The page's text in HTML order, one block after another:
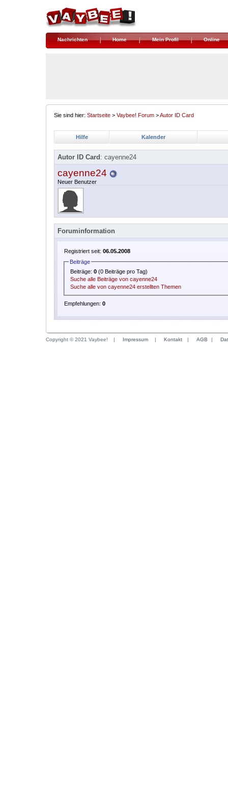
Nachrichten Home Mein Profil Online
Sie sind hier: Startseite > Vaybee! Forum >Autor ID Card
Hilfe Kalender
Autor ID Card : cayenne24
cayenne24
Neuer Benutzer
Foruminformation
Registriert seit: 06.05.2008
Beiträge
Beiträge:0 (0 Beiträge pro Tag)
Suche alle Beiträge von cayenne24
Suche alle von cayenne24 erstellten Themen
Empfehlungen: 0
Copyright © 2021 Vaybee! | Impressum | Kontakt | AGB |